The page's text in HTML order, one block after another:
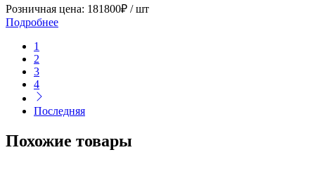
Розничная цена: 181800₽ /шт
Подробнее
1
2
3
4
Последняя
Похожие товары